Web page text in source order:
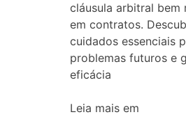
cláusula arbitral bem
em contratos.
cuidados essenciais
problemas futuros e
eficácia
Leia mais em